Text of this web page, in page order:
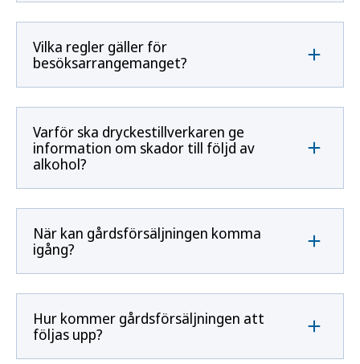
Vilka regler gäller för
besöksarrangemanget?
Varför ska dryckestillverkaren ge
information om skador till följd av
alkohol?
När kan gårdsförsäljningen komma
igång?
Hur kommer gårdsförsäljningen att
följas upp?